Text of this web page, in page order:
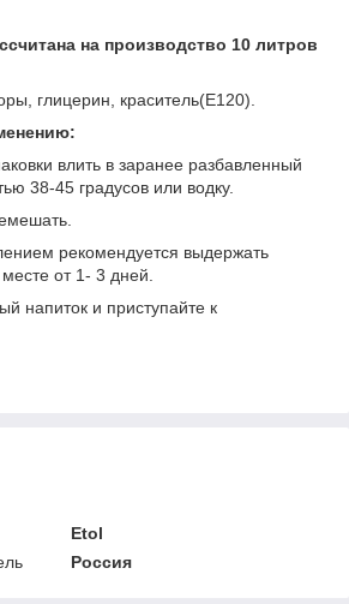
на производство 10 литров
глицерин, краситель(E120).
влить в заранее разбавленный
38-45 градусов или водку.
рекомендуется выдержать
от 1- 3 дней.
напиток и приступайте к
Etol
Россия